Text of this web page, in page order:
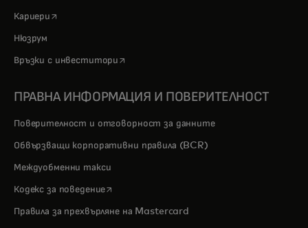
Кариери opens in a new tab
Нюзрум
Връзки с инвеститори opens in a new tab
ПРАВНА ИНФОРМАЦИЯ И ПОВЕРИТЕЛНОСТ
Поверителност и отговорност за данните
Обвързващи корпоративни правила (BCR)
Междуобменни такси
Кодекс за поведениеopens in a new tab
Правила за прехвърляне на Mastercard